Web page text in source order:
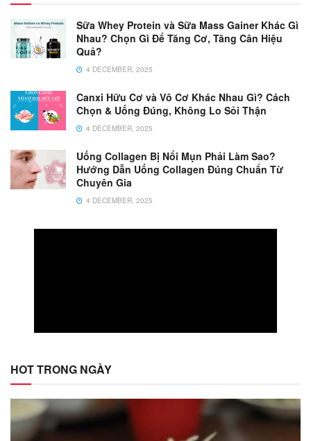
Sữa Whey Protein và Sữa Mass Gainer Khác Gì
Nhau? Chọn Gì Để Tăng Cơ, Tăng Cân Hiệu
Quả?
4 DECEMBER, 2025
Canxi Hữu Cơ và Vô Cơ Khác Nhau Gì? Cách
Chọn & Uống Đúng, Không Lo Sỏi Thận
4 DECEMBER, 2025
Uống Collagen Bị Nổi Mụn Phải Làm Sao?
Hướng Dẫn Uống Collagen Đúng Chuẩn Từ
Chuyên Gia
4 DECEMBER, 2025
HOT TRONG NGÀY